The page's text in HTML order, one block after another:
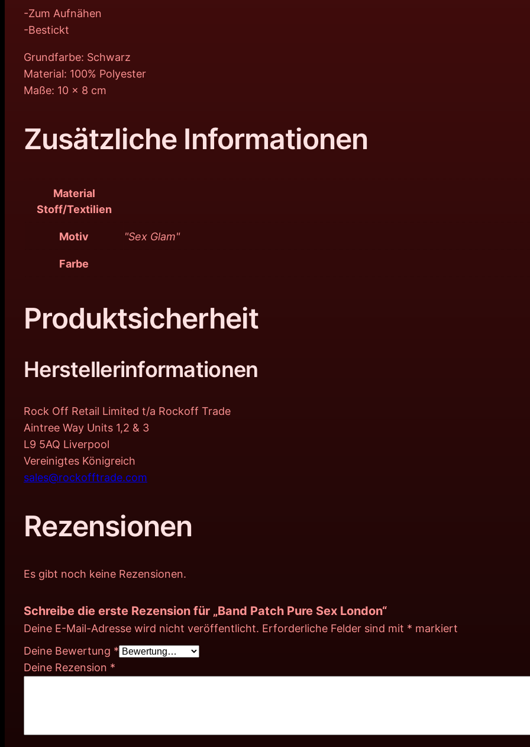
-Zum Aufnähen
-Bestickt
Grundfarbe: Schwarz
Material: 100% Polyester
Maße: 10 x 8 cm
Zusätzliche Informationen
Material
Stoff/Textilien
Motiv "Sex Glam"
Farbe
Produktsicherheit
Herstellerinformationen
Rock Off Retail Limited t/a Rockoff Trade
Aintree Way Units 1,2 & 3
L9 5AQ Liverpool
Vereinigtes Königreich
sales@rockofftrade.com
Rezensionen
Es gibt noch keine Rezensionen.
Schreibe die erste Rezension für „Band Patch Pure Sex London“
Deine E-Mail-Adresse wird nicht veröffentlicht. Erforderliche Felder sind mit * markiert
Deine Bewertung *
Deine Rezension *